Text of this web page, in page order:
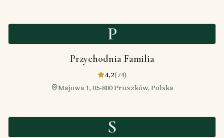
P
Przychodnia Familia
4,2(74)
Majowa 1, 05-800 Pruszków, Polska
S